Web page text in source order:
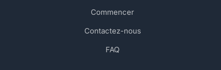
Commencer
Contactez-nous
FAQ